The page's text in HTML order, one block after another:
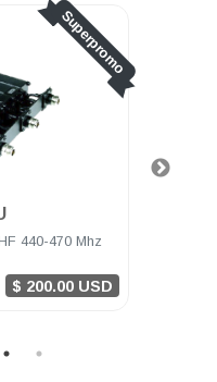
Superpromo
440-470 Mhz
$ 200.00 USD